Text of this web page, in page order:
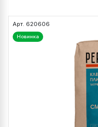
Арт. 620606
Новинка